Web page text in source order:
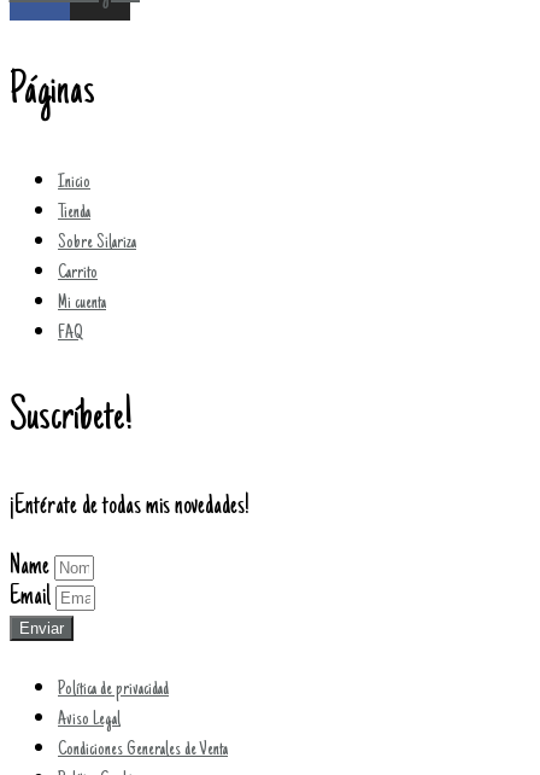
Páginas
Inicio
Tienda
Sobre Silariza
Carrito
Mi cuenta
FAQ
Suscríbete!
¡Entérate de todas mis novedades!
Name
Email
Enviar
Política de privacidad
Aviso Legal
Condiciones Generales de Venta